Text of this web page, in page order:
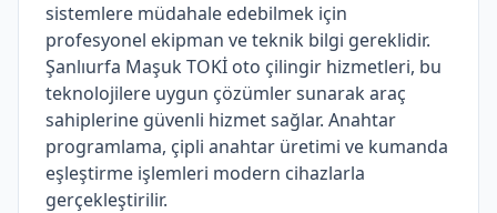
sistemlere müdahale edebilmek için
profesyonel ekipman ve teknik bilgi gereklidir.
Şanlıurfa Maşuk TOKİ oto çilingir hizmetleri, bu
teknolojilere uygun çözümler sunarak araç
sahiplerine güvenli hizmet sağlar. Anahtar
programlama, çipli anahtar üretimi ve kumanda
eşleştirme işlemleri modern cihazlarla
gerçekleştirilir.